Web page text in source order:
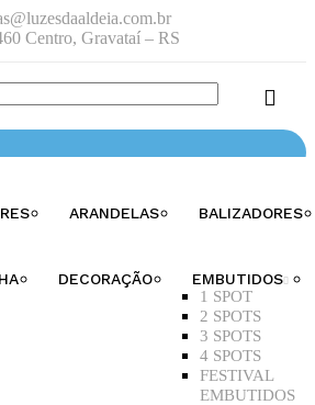
Centro, Gravataí – RS
ARANDELAS BALIZADORES
DECORAÇÃO
EMBUTIDOS
1 SPOT
2 SPOTS
3 SPOTS
4 SPOTS
FESTIVAL
EMBUTIDOS